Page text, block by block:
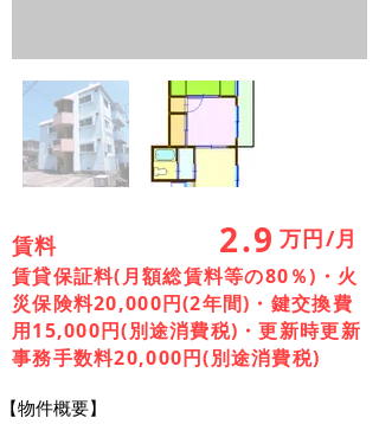
賃料 2.9 万円/月
賃貸保証料(月額総賃料等の80％)・火
災保険料20,000円(2年間)・鍵交換費
用15,000円(別途消費税)・更新時更新
事務手数料20,000円(別途消費税)
【物件概要】